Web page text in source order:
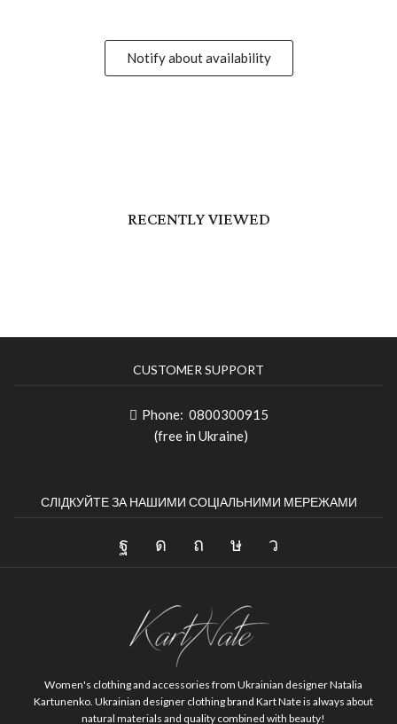
Notify about availability
RECENTLY VIEWED
CUSTOMER SUPPORT
Phone: 0800300915
(free in Ukraine)
СЛІДКУЙТЕ ЗА НАШИМИ СОЦІАЛЬНИМИ МЕРЕЖАМИ
Women's clothing and accessories from Ukrainian designer Natalia
Kartunenko. Ukrainian designer clothing brand Kart Nate is always about
natural materials and quality combined with beauty!